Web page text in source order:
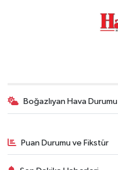
Boğazlıyan Hava Durumu
Puan Durumu ve Fikstür